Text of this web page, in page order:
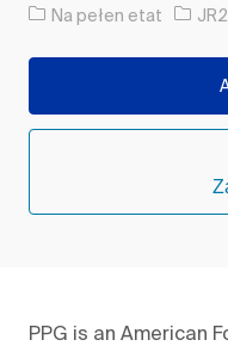
Rodzaj pracy
Na pełen etat
PPG is an American